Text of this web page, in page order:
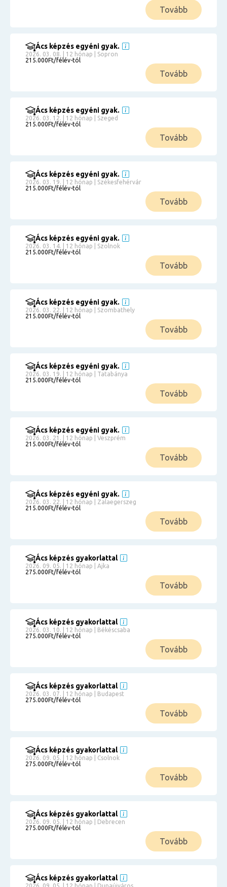
Tovább
Ács képzés egyéni gyak.
2026. 03. 08. | 12 hónap | Sopron
215.000Ft/félév-tól
Tovább
Ács képzés egyéni gyak.
2026. 03. 12. | 12 hónap | Szeged
215.000Ft/félév-tól
Tovább
Ács képzés egyéni gyak.
2026. 03. 19. | 12 hónap | Székesfehérvár
215.000Ft/félév-tól
Tovább
Ács képzés egyéni gyak.
2026. 03. 14. | 12 hónap | Szolnok
215.000Ft/félév-tól
Tovább
Ács képzés egyéni gyak.
2026. 03. 22. | 12 hónap | Szombathely
215.000Ft/félév-tól
Tovább
Ács képzés egyéni gyak.
2026. 03. 19. | 12 hónap | Tatabánya
215.000Ft/félév-tól
Tovább
Ács képzés egyéni gyak.
2026. 03. 21. | 12 hónap | Veszprém
215.000Ft/félév-tól
Tovább
Ács képzés egyéni gyak.
2026. 03. 22. | 12 hónap | Zalaegerszeg
215.000Ft/félév-tól
Tovább
Ács képzés gyakorlattal
2026. 09. 05. | 12 hónap | Ajka
275.000Ft/félév-tól
Tovább
Ács képzés gyakorlattal
2026. 03. 10. | 12 hónap | Békéscsaba
275.000Ft/félév-tól
Tovább
Ács képzés gyakorlattal
2026. 03. 07. | 12 hónap | Budapest
275.000Ft/félév-tól
Tovább
Ács képzés gyakorlattal
2026. 09. 05. | 12 hónap | Csolnok
275.000Ft/félév-tól
Tovább
Ács képzés gyakorlattal
2026. 09. 05. | 12 hónap | Debrecen
275.000Ft/félév-tól
Tovább
Ács képzés gyakorlattal